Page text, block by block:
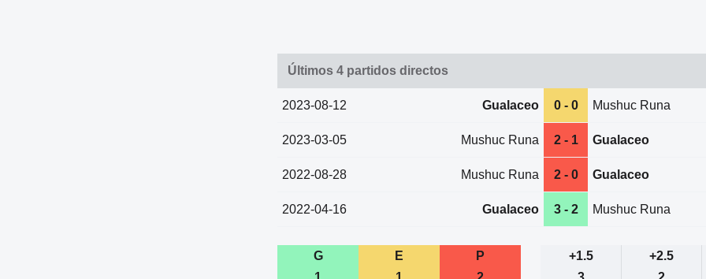
Últimos 4 partidos directos
2023-08-12 Gualaceo 0 - 0 Mushuc Runa
2023-03-05 Mushuc Runa 2 - 1 Gualaceo
2022-08-28 Mushuc Runa 2 - 0 Gualaceo
2022-04-16 Gualaceo 3 - 2 Mushuc Runa
G E P +1.5 +2.5